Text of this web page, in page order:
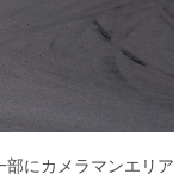
にカメラマンエリア